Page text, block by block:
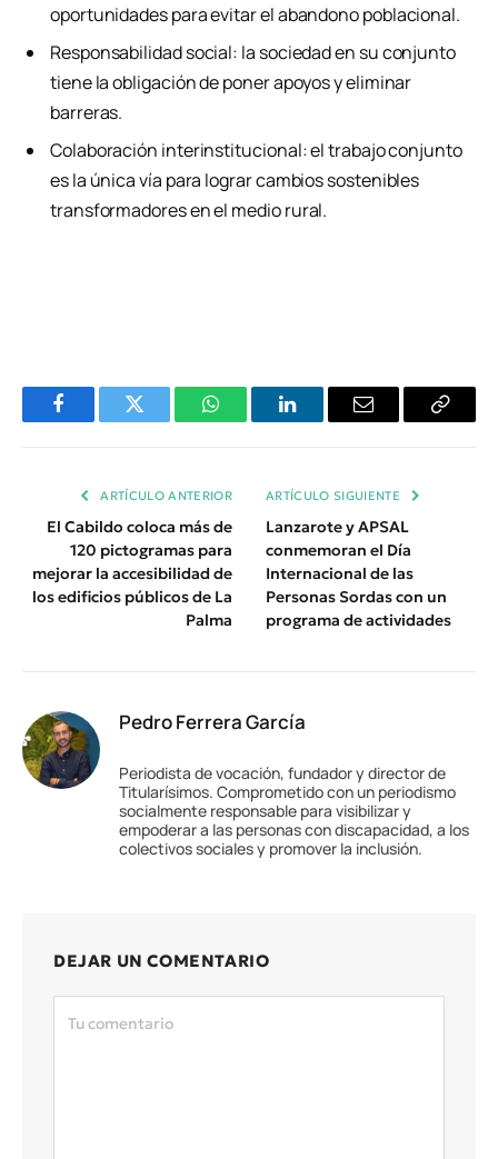
oportunidades para evitar el abandono poblacional.
Responsabilidad social: la sociedad en su conjunto
tiene la obligación de poner apoyos y eliminar
barreras.
Colaboración interinstitucional: el trabajo conjunto
es la única vía para lograr cambios sostenibles
transformadores en el medio rural.
FacebookTwitter WhatsAppLinkedInEmail
Copiar
ARTÍCULO ANTERIOR
El Cabildo coloca más de
120 pictogramas para
mejorar la accesibilidad de
los edificios públicos de La
Palma
ARTÍCULO SIGUIENTE
Lanzarote y APSAL
conmemoran el Día
Internacional de las
Personas Sordas con un
programa de actividades
Pedro Ferrera García
Periodista de vocación, fundador y director de
Titularísimos. Comprometido con un periodismo
socialmente responsable para visibilizar y
empoderar a las personas con discapacidad, a los
colectivos sociales y promover la inclusión.
DEJAR UN COMENTARIO